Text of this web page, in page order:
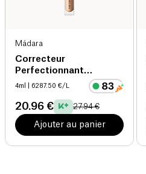
Mádara
Correcteur
Perfectionnant
Lumineux 40 Golden
4ml | 6287.50 €/L
20.96 € 27.94 €
Ajouter au panier